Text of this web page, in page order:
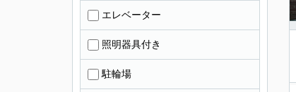
エレベーター
照明器具付き
駐輪場